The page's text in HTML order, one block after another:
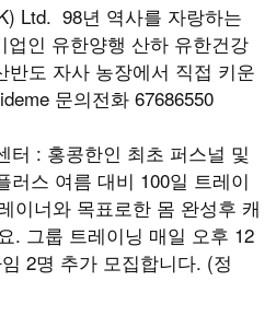
Ltd. 98년 역사를 자랑하는
인 유한양행 산하 유한건강
도 자사 농장에서 직접 키운
문의전화 67686550
: 홍콩한인 최초 퍼스널 및
러스 여름 대비 100일 트레이
이너와 목표로한 몸 완성후 캐
. 그룹 트레이닝 매일 오후 12
2명 추가 모집합니다. (정